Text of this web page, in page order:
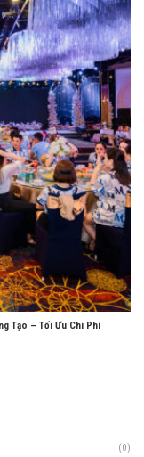
Tạo – Tối Ưu Chi Phí
(0)